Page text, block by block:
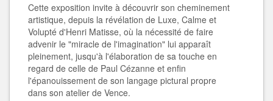
Cette exposition invite à découvrir son cheminement
artistique, depuis la révélation de Luxe, Calme et
Volupté d'Henri Matisse, où la nécessité de faire
advenir le "miracle de l'imagination" lui apparaît
pleinement, jusqu'à l'élaboration de sa touche en
regard de celle de Paul Cézanne et enfin
l'épanouissement de son langage pictural propre
dans son atelier de Vence.